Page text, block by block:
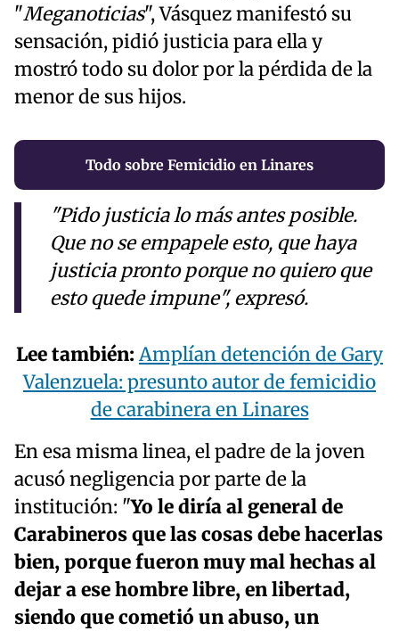
"Meganoticias", Vásquez manifestó su
sensación, pidió justicia para ella y
mostró todo su dolor por la pérdida de la
menor de sus hijos.
Todo sobre Femicidio en Linares
"Pido justicia lo más antes posible.
Que no se empapele esto, que haya
justicia pronto porque no quiero que
esto quede impune", expresó.
Lee también: Amplían detención de Gary
Valenzuela: presunto autor de femicidio
de carabinera en Linares
En esa misma linea, el padre de la joven
acusó negligencia por parte de la
institución: "Yo le diría al general de
Carabineros que las cosas debe hacerlas
bien, porque fueron muy mal hechas al
dejar a ese hombre libre, en libertad,
siendo que cometió un abuso, un